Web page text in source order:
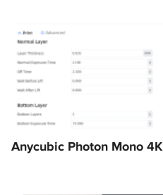
Anycubic Photon Mono 4K